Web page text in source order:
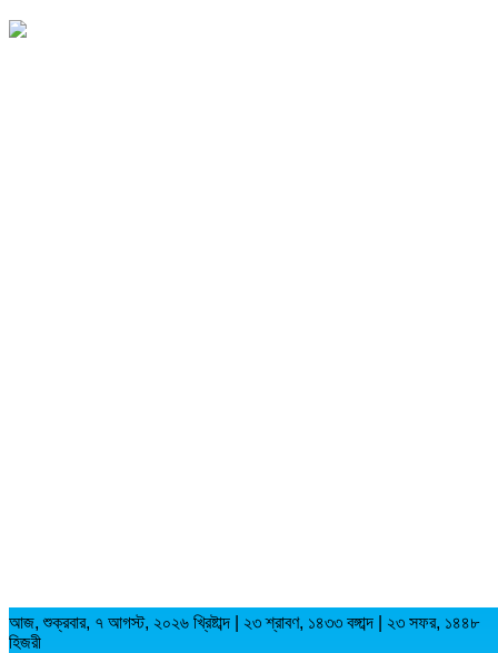
আজ, শুক্রবার, ৭ আগস্ট, ২০২৬ খ্রিষ্টাব্দ | ২৩ শ্রাবণ, ১৪৩৩ বঙ্গাব্দ | ২৩ সফর, ১৪৪৮
হিজরী